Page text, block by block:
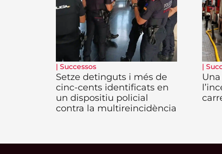
| Successos
Setze detinguts i més de
cinc-cents identificats en
un dispositiu policial
contra la multireincidència
|